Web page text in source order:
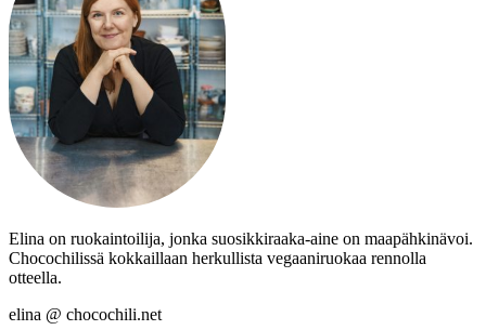
Elina on ruokaintoilija, jonka suosikkiraaka-aine on maapähkinävoi.
Chocochilissä kokkaillaan herkullista vegaaniruokaa rennolla
otteella.
elina @ chocochili.net